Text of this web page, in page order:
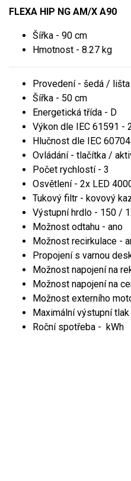
FLEXA HIP NG AM/X A90
Šířka - 90 cm
Hmotnost - 8.27 kg
Provedení - šedá /
Šířka - 50 cm
Energetická třída - D
Výkon dle IEC 61591 -
Hlučnost dle IEC
Ovládání - tlačítka /
Počet rychlostí - 3
Osvětlení - 2x LED
Tukový filtr - kovový
Výstupní hrdlo - 150 /
Možnost odtahu - ano
Možnost recirkulace -
Propojení s varnou
Možnost napojení na
Možnost napojení na
Možnost externího
Maximální výstupní
Roční spotřeba - kWh